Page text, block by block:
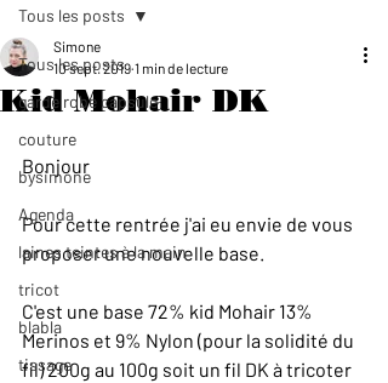
Tous les posts
garde robe capsule
couture
bysimone
Agenda
laines teintes à la main
tricot
blabla
tissage
Tous les posts
Kid Mohair DK
Simone
10 sept. 2019 1 min de lecture
Bonjour
Pour cette rentrée j'ai eu envie de vous
proposer une nouvelle base.
C'est une base 72% kid Mohair 13%
Merinos et 9% Nylon (pour la solidité du
fil) 200g au 100g soit un fil DK à tricoter